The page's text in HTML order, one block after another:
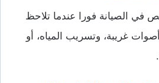
الصيانة فورا عندما تلاحظ
غريبة، وتسريب المياه، أو